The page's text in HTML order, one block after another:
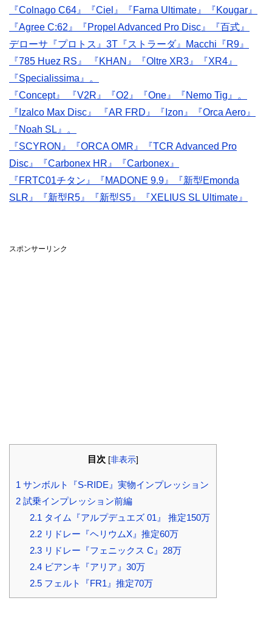
『Colnago C64』『Ciel』『Farna Ultimate』『Kougar』
『Agree C:62』『Propel Advanced Pro Disc』『百式』
デローサ『プロトス』3T『ストラーダ』Macchi『R9』
『785 Huez RS』 『KHAN』『Oltre XR3』『XR4』
『Specialissima』。
『Concept』 『V2R』『O2』『One』『Nemo Tig』。
『Izalco Max Disc』 『AR FRD』『Izon』『Orca Aero』
『Noah SL』。
『SCYRON』
『ORCA OMR』
『TCR Advanced Pro
Disc』
『Carbonex HR』
『Carbonex』
『FRTC01チタン』
『MADONE 9.9』
『新型Emonda
SLR』
『新型R5』 『新型S5』 『XELIUS SL Ultimate』
スポンサーリンク
目次 [非表示]
1 サンボルト『S-RIDE』実物インプレッション
2 試乗インプレッション前編
2.1 タイム『アルプデュエズ 01』 推定150万
2.2リドレー『ヘリウムX』推定60万
2.3リドレー『フェニックス C』28万
2.4ビアンキ『アリア』30万
2.5フェルト『FR1』推定70万